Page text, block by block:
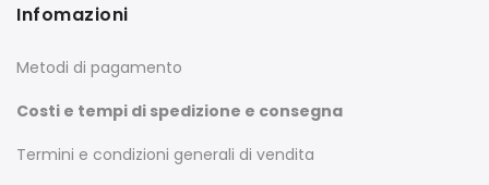
Infomazioni
Metodi di pagamento
Costi e tempi di spedizione e consegna
Termini e condizioni generali di vendita